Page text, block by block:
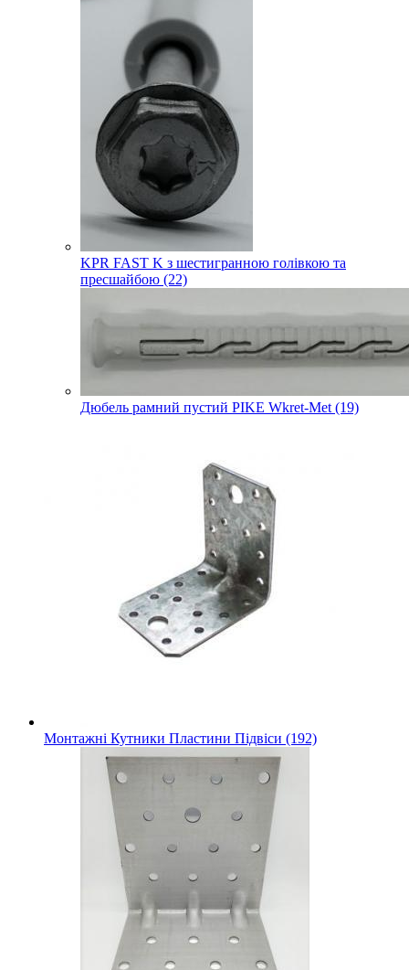
KPR FAST K з шестигранною голівкою та
пресшайбою (22)
Дюбель рамний пустий PIKE Wkret-Met (19)
Монтажні Кутники Пластини Підвіси (192)